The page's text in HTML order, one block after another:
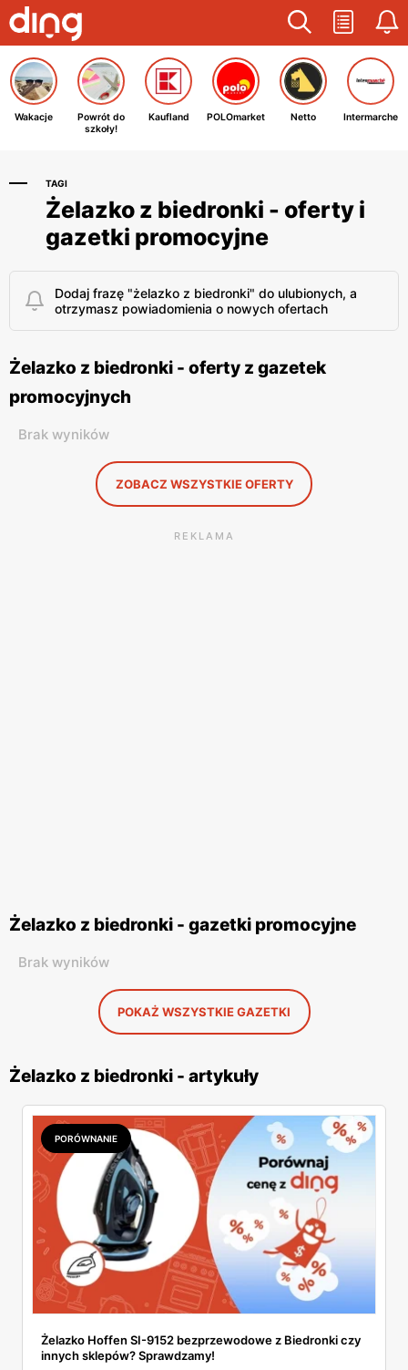
Wakacje
Powrót do
szkoły!
Kaufland POLOmarket Netto Intermarche
TAGI
Żelazko z biedronki - oferty i
gazetki promocyjne
Dodaj frazę "żelazko z biedronki" do ulubionych, a
otrzymasz powiadomienia o nowych ofertach
Żelazko z biedronki - oferty z gazetek
promocyjnych
Brak wyników
ZOBACZ WSZYSTKIE OFERTY
REKLAMA
Żelazko z biedronki - gazetki promocyjne
Brak wyników
POKAŻ WSZYSTKIE GAZETKI
Żelazko z biedronki - artykuły
PORÓWNANIE
Żelazko Hoffen SI-9152 bezprzewodowe z Biedronki czy
innych sklepów? Sprawdzamy!